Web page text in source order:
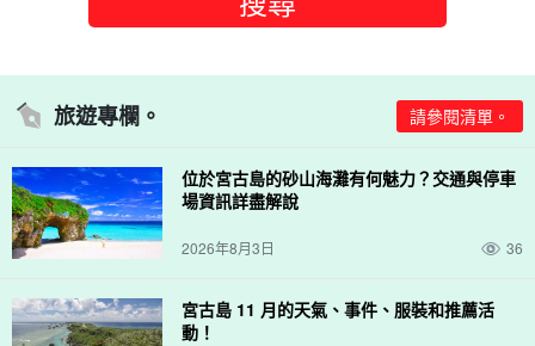
旅遊專欄。 請參閱清單。
位於宮古島的砂山海灘有何魅力？交通與停車
場資訊詳盡解說
2026年8月3日 36
宮古島 11 月的天氣、事件、服裝和推薦活
動！